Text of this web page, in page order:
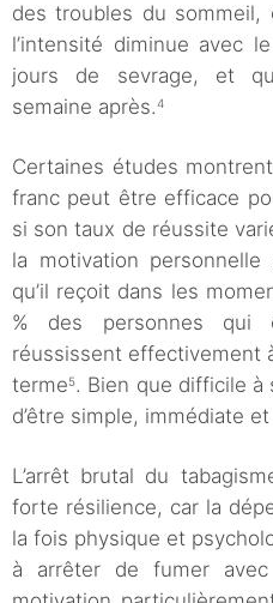
des troubles du
l’intensité diminue avec
jours de sevrage, et
semaine après.4
Certaines études
franc peut être efficace
si son taux de réussite
la motivation
qu’il reçoit dans les
% des personnes qui
réussissent effectivement
terme5. Bien que difficile à
d’être simple, immédiate
L’arrêt brutal du
forte résilience, car la
la fois physique et
à arrêter de fumer